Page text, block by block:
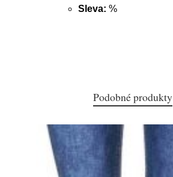
Sleva: %
Podobné produkty